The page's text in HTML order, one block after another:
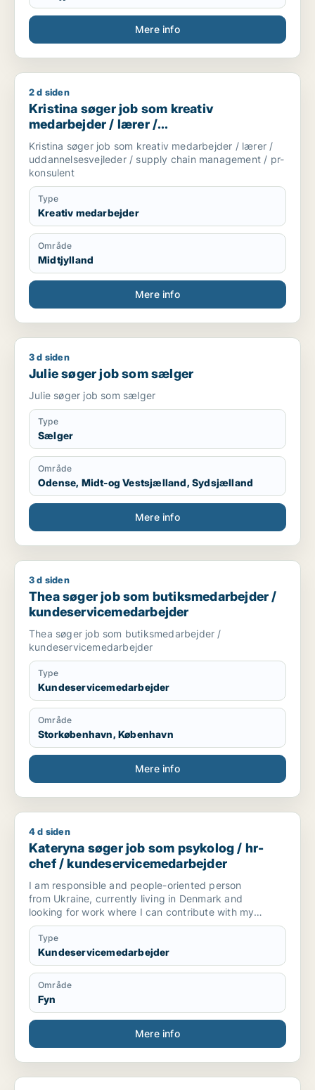
Mere info
Kristina søger job som kreativ medarbejder / lærer /
2 d siden
Kristina søger job som kreativ
medarbejder / lærer /
uddannelsesvejleder / supply chain
management / pr-konsulent
Kristina søger job som kreativ medarbejder / lærer /
uddannelsesvejleder / supply chain management / pr-
konsulent
Type
Kreativ medarbejder
Område
Midtjylland
Mere info
Julie søger job som sælger
3 d siden
Julie søger job som sælger
Julie søger job som sælger
Type
Sælger
Område
Odense, Midt-og Vestsjælland, Sydsjælland
Mere info
Thea søger job som butiksmedarbejder /
3 d siden
Thea søger job som butiksmedarbejder /
kundeservicemedarbejder
Thea søger job som butiksmedarbejder /
kundeservicemedarbejder
Type
Kundeservicemedarbejder
Område
Storkøbenhavn, København
Mere info
Kateryna søger job som psykolog / hr-chef /
4 d siden
Kateryna søger job som psykolog / hr-
chef / kundeservicemedarbejder
I am responsible and people-oriented person
from Ukraine, currently living in Denmark and
looking for work where I can contribute with my
skills and put them to use. Through my
education in Psychology and my experience
working with children and community projects, I
have developed great communication,
multitasking, and problem-solving abilities.
Type
Kundeservicemedarbejder
Område
Fyn
Mere info